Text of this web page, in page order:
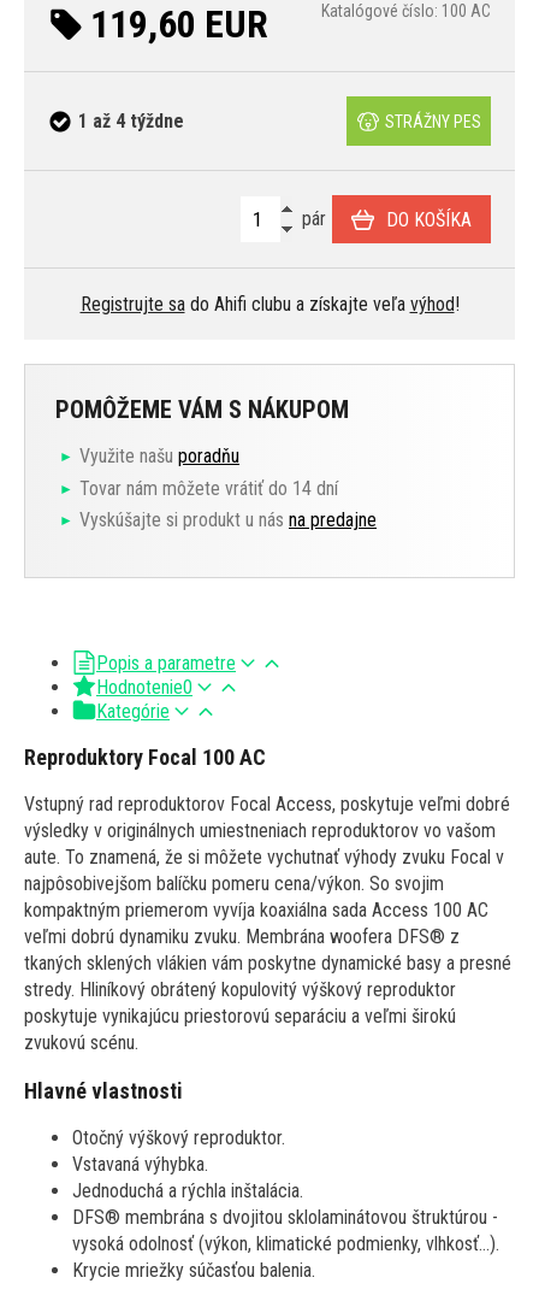
119,60 EUR Katalógové číslo: 100 AC
1 až 4 týždne STRÁŽNY PES
pár DO KOŠÍKA
Registrujte sado Ahifi clubu a získajte veľa výhod!
POMÔŽEME VÁM S NÁKUPOM
Využite našu poradňu
Tovar nám môžete vrátiť do 14 dní
Vyskúšajte si produkt u nás na predajne
Popis a parametre
Hodnotenie0
Kategórie
Reproduktory Focal 100 AC
Vstupný rad reproduktorov Focal Access, poskytuje veľmi dobré
výsledky v originálnych umiestneniach reproduktorov vo vašom
aute. To znamená, že si môžete vychutnať výhody zvuku Focal v
najpôsobivejšom balíčku pomeru cena/výkon. So svojim
kompaktným priemerom vyvíja koaxiálna sada Access 100 AC
veľmi dobrú dynamiku zvuku. Membrána woofera DFS® z
tkaných sklených vlákien vám poskytne dynamické basy a presné
stredy. Hliníkový obrátený kopulovitý výškový reproduktor
poskytuje vynikajúcu priestorovú separáciu a veľmi širokú
zvukovú scénu.
Hlavné vlastnosti
Otočný výškový reproduktor.
Vstavaná výhybka.
Jednoduchá a rýchla inštalácia.
DFS® membrána s dvojitou sklolaminátovou štruktúrou -
vysoká odolnosť (výkon, klimatické podmienky, vlhkosť…).
Krycie mriežky súčasťou balenia.